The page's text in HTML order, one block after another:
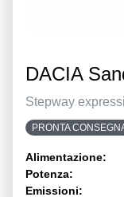
DACIA
Stepway
PRONTA
Alimentazione:
Potenza:
Emissioni: